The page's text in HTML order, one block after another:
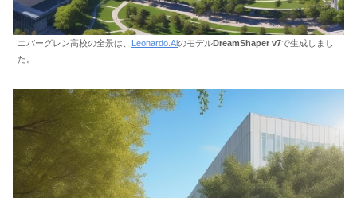
エバーグレン高校の全景は、 Leonardo.AiのモデルDreamShaper v7で生成しまし
た。